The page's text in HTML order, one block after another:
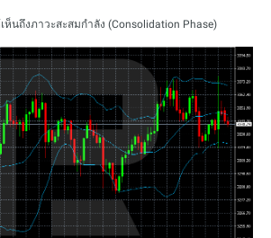
นถึงภาวะสะสมกำลัง (Consolidation Phase)